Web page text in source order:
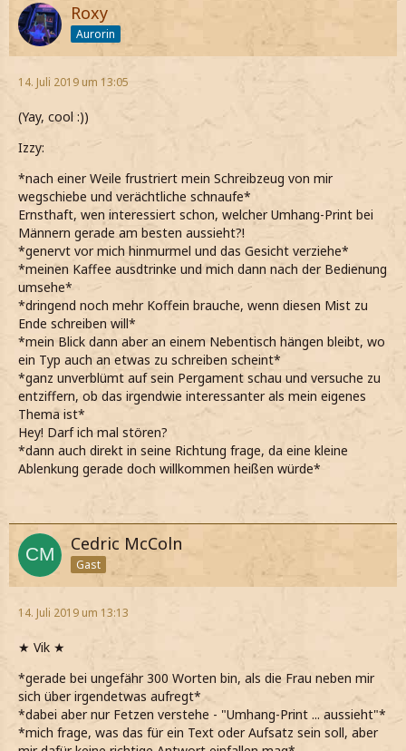
Roxy
Aurorin
14. Juli 2019 um 13:05
(Yay, cool :))
Izzy:
*nach einer Weile frustriert mein Schreibzeug von mir
wegschiebe und verächtliche schnaufe*
Ernsthaft, wen interessiert schon, welcher Umhang-Print bei
Männern gerade am besten aussieht?!
*genervt vor mich hinmurmel und das Gesicht verziehe*
*meinen Kaffee ausdtrinke und mich dann nach der Bedienung
umsehe*
*dringend noch mehr Koffein brauche, wenn diesen Mist zu
Ende schreiben will*
*mein Blick dann aber an einem Nebentisch hängen bleibt, wo
ein Typ auch an etwas zu schreiben scheint*
*ganz unverblümt auf sein Pergament schau und versuche zu
entziffern, ob das irgendwie interessanter als mein eigenes
Thema ist*
Hey! Darf ich mal stören?
*dann auch direkt in seine Richtung frage, da eine kleine
Ablenkung gerade doch willkommen heißen würde*
Cedric McColn
Gast
14. Juli 2019 um 13:13
★ Vik ★
*gerade bei ungefähr 300 Worten bin, als die Frau neben mir
sich über irgendetwas aufregt*
*dabei aber nur Fetzen verstehe - "Umhang-Print ... aussieht"*
*mich frage, was das für ein Text oder Aufsatz sein soll, aber